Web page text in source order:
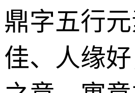
鼎字五行
佳、人缘